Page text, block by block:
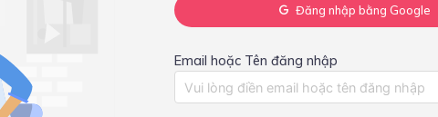
Đăng nhập bằng Google
Email hoặc Tên đăng nhập